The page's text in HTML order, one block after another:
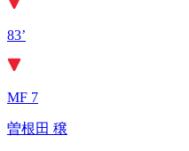
83’
MF 7
曽根田 穣